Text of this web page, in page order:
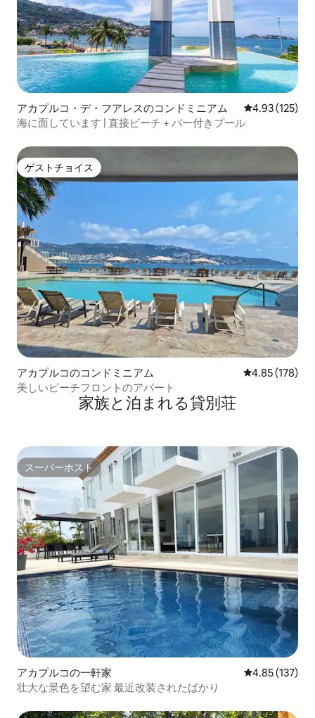
アカプルコ・デ・フアレスのコンドミニアム レビュー125
4.93 (125)
海に面しています | 直接ビーチ + バー付きプール
ゲストチョイス
ゲストチョイス
アカプルコのコンドミニアム レビュー178
4.85 (178)
美しいビーチフロントのアパート
家族と泊まれる貸別荘
スーパーホスト
スーパーホスト
アカプルコの一軒家 レビュー137
4.85 (137)
壮大な景色を望む家 最近改装されたばかり